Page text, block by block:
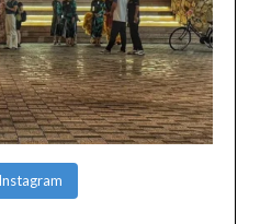
Instagram